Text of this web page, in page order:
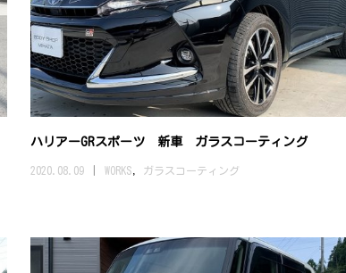
ハリアーGRスポーツ 新車 ガラスコーティング
2020.08.09 WORKS ガラスコーティング